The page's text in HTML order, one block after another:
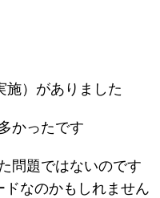
施）がありました
かったです
問題ではないのです
なのかもしれません